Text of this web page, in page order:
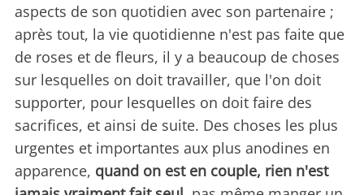
aspects de son quotidien avec son partenaire ;
après tout, la vie quotidienne n'est pas faite que
de roses et de fleurs, il y a beaucoup de choses
sur lesquelles on doit travailler, que l'on doit
supporter, pour lesquelles on doit faire des
sacrifices, et ainsi de suite. Des choses les plus
urgentes et importantes aux plus anodines en
apparence, quand on est en couple, rien n'est